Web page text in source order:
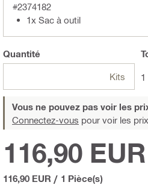
#2374182
1x Sac à outil
Quantité
Kits 1
Vous ne pouvez pas voir les
Connectez-vous pour voir les
116,90 EUR
116,90 EUR / 1 Pièce(s)